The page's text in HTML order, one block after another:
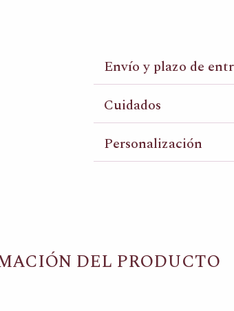
Envío y plazo de
Cuidados
Personalización
DEL PRODUCTO